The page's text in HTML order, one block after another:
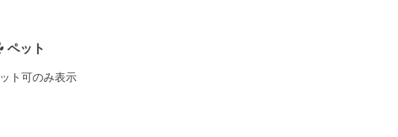
ペット
ト可のみ表示